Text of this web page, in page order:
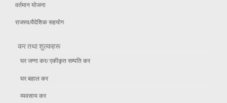
वर्तमान योजना
राजस्व/वैदेशिक सहयोग
कर तथा शुल्कहरू
घर जग्गा कर/ एकीकृत सम्पति कर
घर बहाल कर
व्यवसाय कर